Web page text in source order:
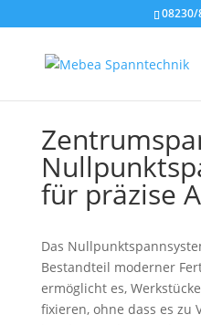
08230/
für präzise
Das
Bestandteil moderner
ermöglicht es,
fixieren, ohne dass es zu